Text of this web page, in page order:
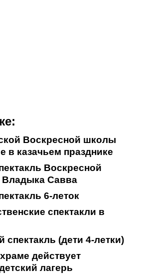
Воскресной школы
в казачьем празднике
Воскресной
Савва
6-леток
спектакли в
спектакль (дети 4-летки)
действует
лагерь